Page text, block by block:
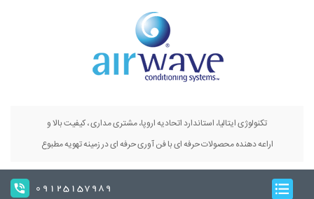
تکنولوژی ایتالیا، استاندارد اتحادیه اروپا، مشتری مداری ، کیفیت بالا و
اراعه دهنده محصولات حرفه ای با فن آوری حرفه ای در زمینه تهویه مطبوع
09125157989